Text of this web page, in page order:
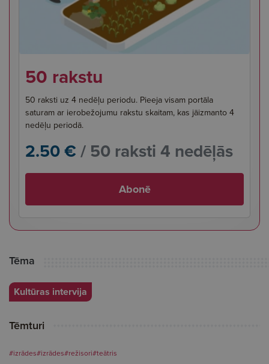
50 rakstu
50 raksti uz 4 nedēļu periodu. Pieeja visam portāla
saturam ar ierobežojumu rakstu skaitam, kas jāizmanto 4
nedēļu periodā.
2.50 €/ 50 raksti 4 nedēļās
Abonē
Tēma
Kultūras intervija
Tēmturi
#izrādes#izrādes#režisori#teātris